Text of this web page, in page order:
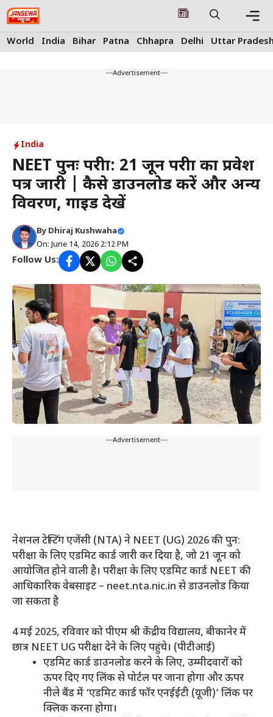
Skip
to
content
World India Bihar Patna Chhapra Delhi Uttar
---Advertisement---
India
NEET पुनः परीक्षा: 21 जून परीक्षा का प्रवेश
पत्र जारी | कैसे डाउनलोड करें और अन्य
विवरण, गाइड देखें
By Dhiraj Kushwaha
On: June 14, 2026 2:12 PM
Follow Us:
---Advertisement---
नेशनल टेस्टिंग एजेंसी (NTA) ने NEET (UG) 2026 की पुन:
परीक्षा के लिए एडमिट कार्ड जारी कर दिया है, जो 21 जून को
आयोजित होने वाली है। परीक्षा के लिए एडमिट कार्ड NEET की
आधिकारिक वेबसाइट – neet.nta.nic.in से डाउनलोड किया
जा सकता है
4 मई 2025, रविवार को पीएम श्री केंद्रीय विद्यालय, बीकानेर में
छात्र NEET UG परीक्षा देने के लिए पहुंचे। (पीटीआई)
एडमिट कार्ड डाउनलोड करने के लिए, उम्मीदवारों को
ऊपर दिए गए लिंक से पोर्टल पर जाना होगा और ऊपर
नीले बैंड में ‘एडमिट कार्ड फॉर एनईईटी (यूजी)’ लिंक पर
क्लिक करना होगा।